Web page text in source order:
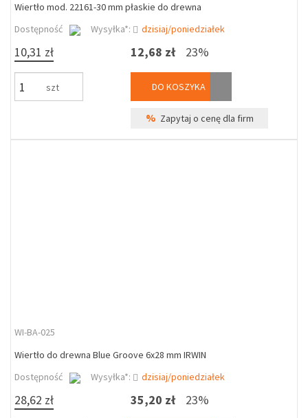
Wiertło mod. 22161-30 mm płaskie do drewna
Dostępność
Wysyłka*: dzisiaj/poniedziałek
10,31 zł
szt
12,68 zł 23%
DO KOSZYKA
% Zapytaj o cenę dla firm
WI-BA-025
Wiertło do drewna Blue Groove 6x28 mm IRWIN
Dostępność
Wysyłka*: dzisiaj/poniedziałek
28,62 zł 35,20 zł 23%